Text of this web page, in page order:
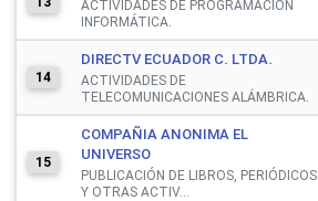
ACTIVIDADES DE PROGRAMACIÓN
INFORMÁTICA.
14
DIRECTV ECUADOR C. LTDA.
ACTIVIDADES DE
TELECOMUNICACIONES ALÁMBRICA.
15
COMPAÑIA ANONIMA EL
UNIVERSO
PUBLICACIÓN DE LIBROS, PERIÓDICOS
Y OTRAS ACTIV...